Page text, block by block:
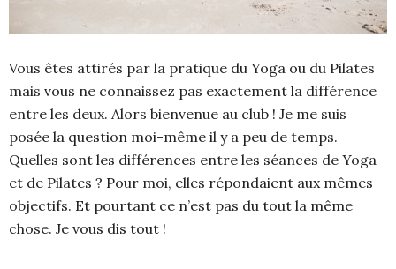
Vous êtes attirés par la pratique du Yoga ou du Pilates
mais vous ne connaissez pas exactement la différence
entre les deux. Alors bienvenue au club ! Je me suis
posée la question moi-même il y a peu de temps.
Quelles sont les différences entre les séances de Yoga
et de Pilates ? Pour moi, elles répondaient aux mêmes
objectifs. Et pourtant ce n’est pas du tout la même
chose. Je vous dis tout !